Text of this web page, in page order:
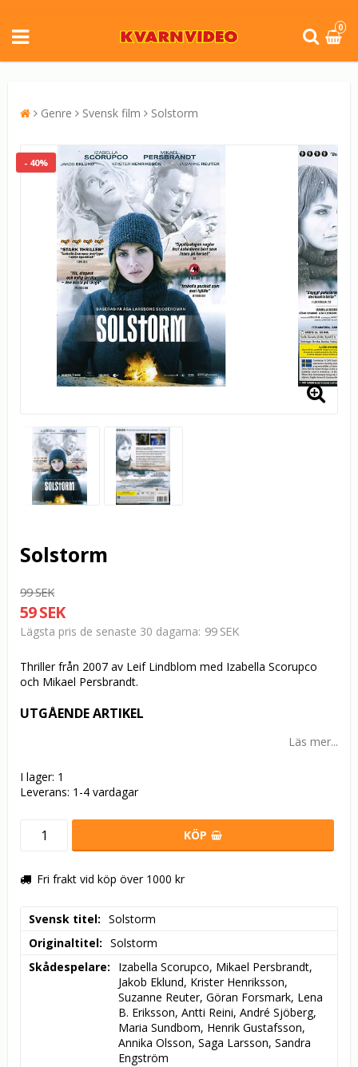
0
Genre Svensk film Solstorm
- 40%
Solstorm
99 SEK
59 SEK
Lägsta pris de senaste 30 dagarna 99 SEK
Thriller från 2007 av Leif Lindblom med Izabella Scorupco
och Mikael Persbrandt.
UTGÅENDE ARTIKEL
Läs mer...
I lager: 1
Leverans: 1-4 vardagar
KÖP
Fri frakt vid köp över 1000 kr
Svensk titel
Solstorm
Originaltitel
Solstorm
Skådespelare
Izabella Scorupco, Mikael Persbrandt,
Jakob Eklund, Krister Henriksson,
Suzanne Reuter, Göran Forsmark, Lena
B. Eriksson, Antti Reini, André Sjöberg,
Maria Sundbom, Henrik Gustafsson,
Annika Olsson, Saga Larsson, Sandra
Engström